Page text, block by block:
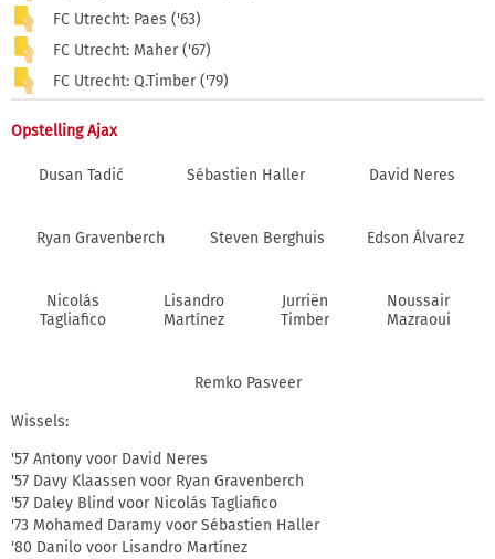
FC Utrecht: Paes ('63)
FC Utrecht: Maher ('67)
FC Utrecht: Q.Timber ('79)
Opstelling Ajax
Dusan Tadić Sébastien Haller David Neres
Ryan Gravenberch Steven Berghuis Edson Álvarez
Nicolás
Tagliafico
Lisandro
Martínez
Jurriën
Timber
Noussair
Mazraoui
Remko Pasveer
Wissels:
'57 Antony voor David Neres
'57 Davy Klaassen voor Ryan Gravenberch
'57 Daley Blind voor Nicolás Tagliafico
'73 Mohamed Daramy voor Sébastien Haller
'80 Danilo voor Lisandro Martínez